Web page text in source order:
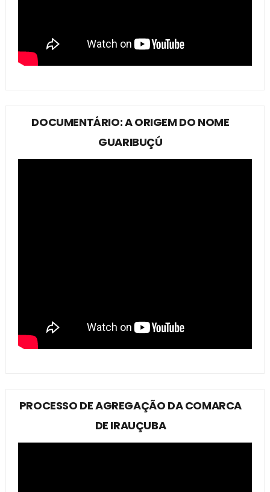
DOCUMENTÁRIO: A ORIGEM DO NOME
GUARIBUÇÚ
PROCESSO DE AGREGAÇÃO DA COMARCA
DE IRAUÇUBA